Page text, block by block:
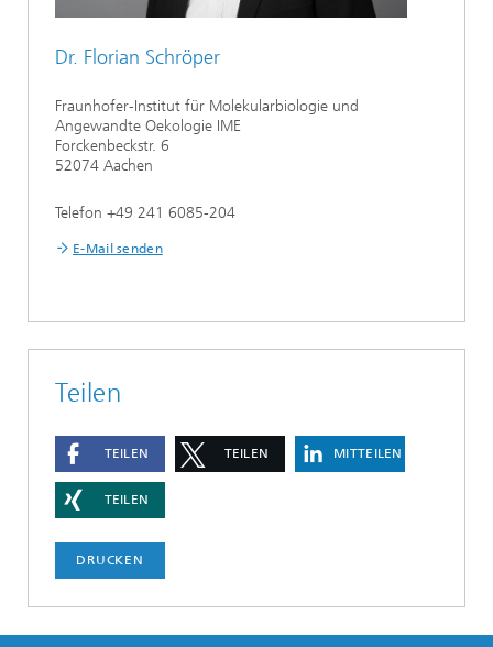
Dr. Florian Schröper
Fraunhofer-Institut für Molekularbiologie und
Angewandte Oekologie IME
Forckenbeckstr. 6
52074 Aachen
Telefon +49 241 6085-204
E-Mail senden
Teilen
TEILEN TEILEN MITTEILEN
TEILEN
DRUCKEN